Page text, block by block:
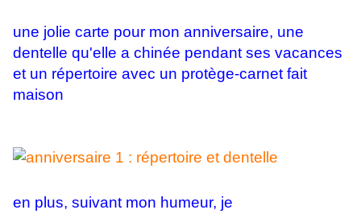
une jolie carte pour mon anniversaire, une
dentelle qu'elle a chinée pendant ses vacances
et un répertoire avec un protège-carnet fait
maison
en plus, suivant mon humeur, je